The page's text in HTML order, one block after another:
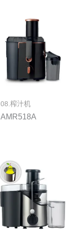
08.榨汁机
AMR518A